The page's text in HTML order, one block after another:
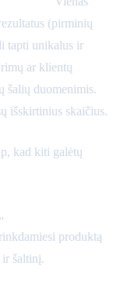
(pirminių
tapti unikalus ir
ar klientų
šalių duomenimis.
išskirtinius skaičius.
kad kiti galėtų
produktą
ir šaltinį.